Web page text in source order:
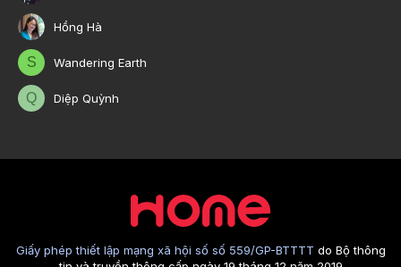
Hồng Hà
S Wandering Earth
Q Diệp Quỳnh
Giấy phép thiết lập mạng xã hội số số 559/GP-BTTTT do Bộ thông